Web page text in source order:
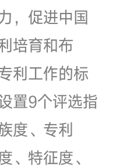
，促进中国
培育和布
利工作的标
置9个评选指
度、专利
、特征度、